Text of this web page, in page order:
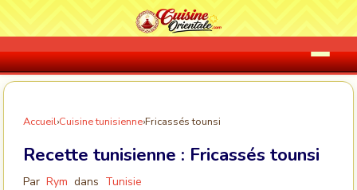
Accueil›Cuisine tunisienne›Fricassés tounsi
Recette tunisienne : Fricassés tounsi
Par Rym dans Tunisie